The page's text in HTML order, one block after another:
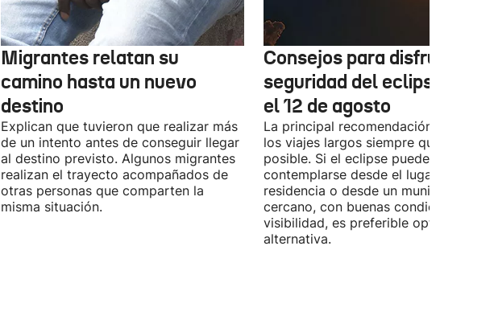
Migrantes relatan su
camino hasta un nuevo
destino
Explican que tuvieron que realizar más
de un intento antes de conseguir llegar
al destino previsto. Algunos migrantes
realizan el trayecto acompañados de
otras personas que comparten la
misma situación.
Consejos para disfrutar
seguridad del eclipse solar
el 12 de agosto
La principal recomendación es evitar
los viajes largos siempre que sea
posible. Si el eclipse puede
contemplarse desde el lugar de
residencia o desde un municipio
cercano, con buenas condiciones de
visibilidad, es preferible optar por
alternativa.